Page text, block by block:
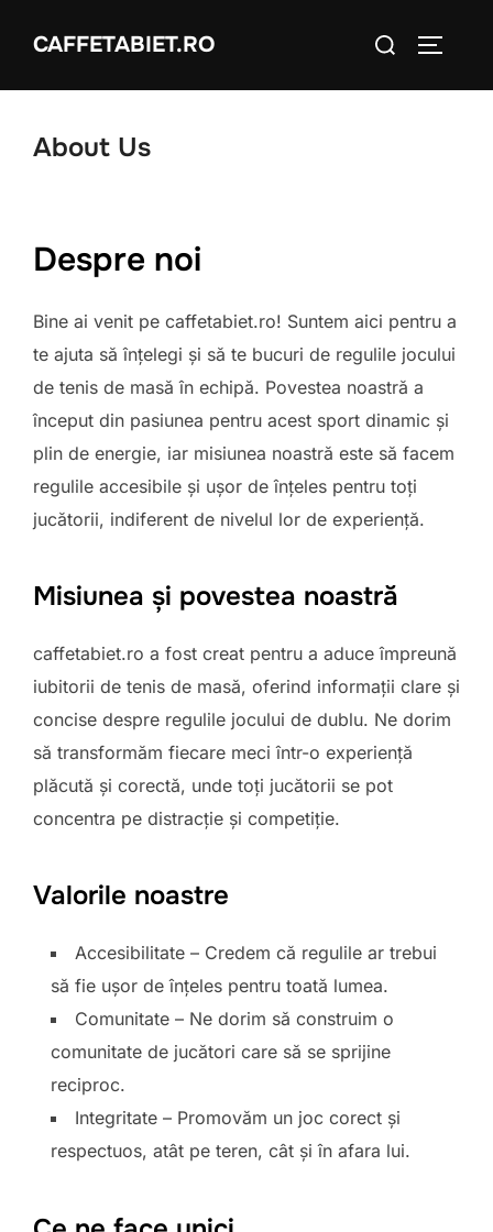
CAFFETABIET.RO
Search
About Us
Despre noi
Bine ai venit pe caffetabiet.ro! Suntem aici pentru a
te ajuta să înțelegi și să te bucuri de regulile jocului
de tenis de masă în echipă. Povestea noastră a
început din pasiunea pentru acest sport dinamic și
plin de energie, iar misiunea noastră este să facem
regulile accesibile și ușor de înțeles pentru toți
jucătorii, indiferent de nivelul lor de experiență.
Misiunea și povestea noastră
caffetabiet.ro a fost creat pentru a aduce împreună
iubitorii de tenis de masă, oferind informații clare și
concise despre regulile jocului de dublu. Ne dorim
să transformăm fiecare meci într-o experiență
plăcută și corectă, unde toți jucătorii se pot
concentra pe distracție și competiție.
Valorile noastre
Accesibilitate – Credem că regulile ar trebui
să fie ușor de înțeles pentru toată lumea.
Comunitate – Ne dorim să construim o
comunitate de jucători care să se sprijine
reciproc.
Integritate – Promovăm un joc corect și
respectuos, atât pe teren, cât și în afara lui.